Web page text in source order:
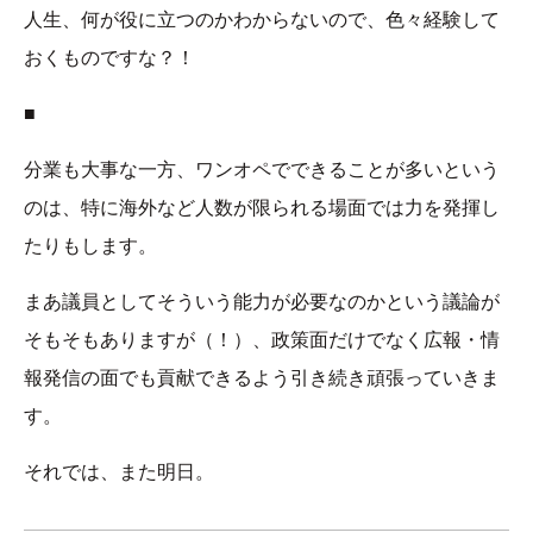
人生、何が役に立つのかわからないので、色々経験して
おくものですな？！
■
分業も大事な一方、ワンオペでできることが多いという
のは、特に海外など人数が限られる場面では力を発揮し
たりもします。
まあ議員としてそういう能力が必要なのかという議論が
そもそもありますが（！）、政策面だけでなく広報・情
報発信の面でも貢献できるよう引き続き頑張っていきま
す。
それでは、また明日。